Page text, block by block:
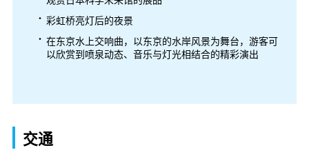
彩虹桥亮灯后的夜景
在东京水上交响曲，以东京的水岸风景为舞台，游客可
以欣赏到喷泉动态、音乐与灯光相结合的精彩演出
交通